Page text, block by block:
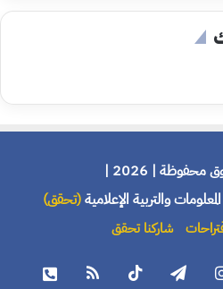
| 2026 |
والتربية الإعلامية(تحقق)
شاركنا تحقق
انستقرام تيلقرام ‫TikTok ملخص